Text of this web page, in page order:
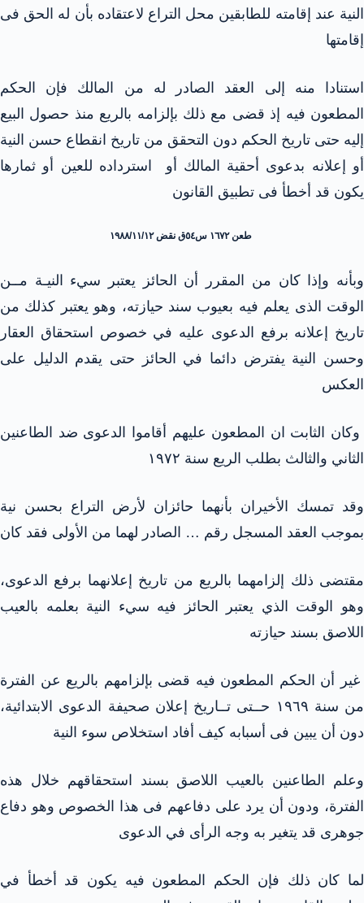
النية عند إقامته للطابقين محل التراع لاعتقاده بأن له الحق فى
إقامتها
استنادا منه إلى العقد الصادر له من المالك فإن الحكم
المطعون فيه إذ قضى مع ذلك بإلزامه بالريع منذ حصول البيع
إليه حتى تاريخ الحكم دون التحقق من تاريخ انقطاع حسن النية
أو إعلانه بدعوى أحقية المالك أو استرداده للعين أو ثمارها
يكون قد أخطأ فى تطبيق القانون
طعن ١٦٧٢ س٥٤ق نقض ۱۹۸۸/۱۱/۱۲
وبأنه وإذا كان من المقرر أن الحائز يعتبر سيء النيـة مــن
الوقت الذى يعلم فيه بعيوب سند حيازته، وهو يعتبر كذلك من
تاريخ إعلانه برفع الدعوى عليه في خصوص استحقاق العقار
وحسن النية يفترض دائما في الحائز حتى يقدم الدليل على
العكس
وكان الثابت ان المطعون عليهم أقاموا الدعوى ضد الطاعنين
الثاني والثالث بطلب الريع سنة ۱۹۷۲
وقد تمسك الأخيران بأنهما حائزان لأرض التراع بحسن نية
بموجب العقد المسجل رقم … الصادر لهما من الأولى فقد كان
مقتضى ذلك إلزامهما بالريع من تاريخ إعلانهما برفع الدعوى،
وهو الوقت الذي يعتبر الحائز فيه سيء النية بعلمه بالعيب
اللاصق بسند حيازته
غير أن الحكم المطعون فيه قضى بإلزامهم بالريع عن الفترة
من سنة ١٩٦٩ حــتى تــاريخ إعلان صحيفة الدعوى الابتدائية،
دون أن يبين فى أسبابه كيف أفاد استخلاص سوء النية
وعلم الطاعنين بالعيب اللاصق بسند استحقاقهم خلال هذه
الفترة، ودون أن يرد على دفاعهم فى هذا الخصوص وهو دفاع
جوهرى قد يتغير به وجه الرأى في الدعوى
لما كان ذلك فإن الحكم المطعون فيه يكون قد أخطأ في